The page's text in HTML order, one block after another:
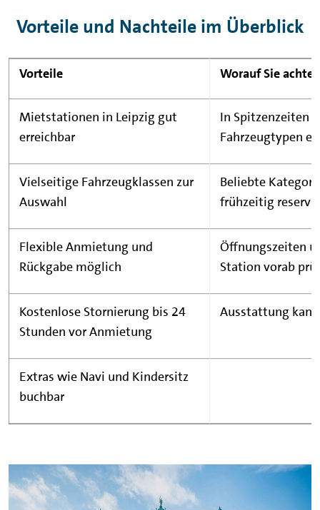
Vorteile und Nachteile im Überblick
Vorteile Worauf Sie
Mietstationen in Leipzig gut
erreichbar
In Spitzenzeiten
Fahrzeugtypen
Vielseitige Fahrzeugklassen zur
Auswahl
Beliebte
frühzeitig
Flexible Anmietung und
Rückgabe möglich
Öffnungszeiten
Station vorab
Kostenlose Stornierung bis 24
Stunden vor Anmietung
Ausstattung
Extras wie Navi und Kindersitz
buchbar